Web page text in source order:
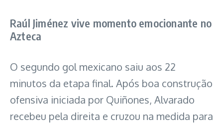
Raúl Jiménez vive momento emocionante no
Azteca
O segundo gol mexicano saiu aos 22
minutos da etapa final. Após boa construção
ofensiva iniciada por Quiñones, Alvarado
recebeu pela direita e cruzou na medida para